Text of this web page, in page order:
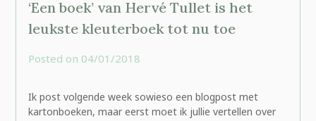
‘Een boek’ van Hervé Tullet is het
leukste kleuterboek tot nu toe
Posted on 04/01/2018
Ik post volgende week sowieso een blogpost met
kartonboeken, maar eerst moet ik jullie vertellen over